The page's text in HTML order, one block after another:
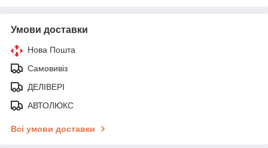
Умови доставки
Нова Пошта
Самовивіз
ДЕЛІВЕРІ
АВТОЛЮКС
Всі умови доставки